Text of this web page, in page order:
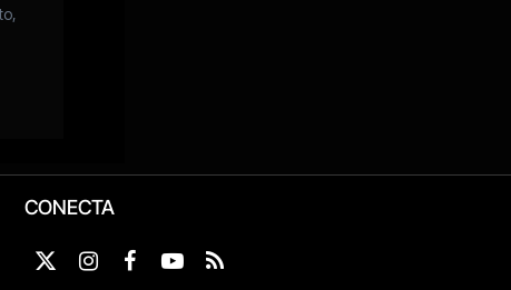
CONECTA
X
InstagramFacebookYouTubeRSS